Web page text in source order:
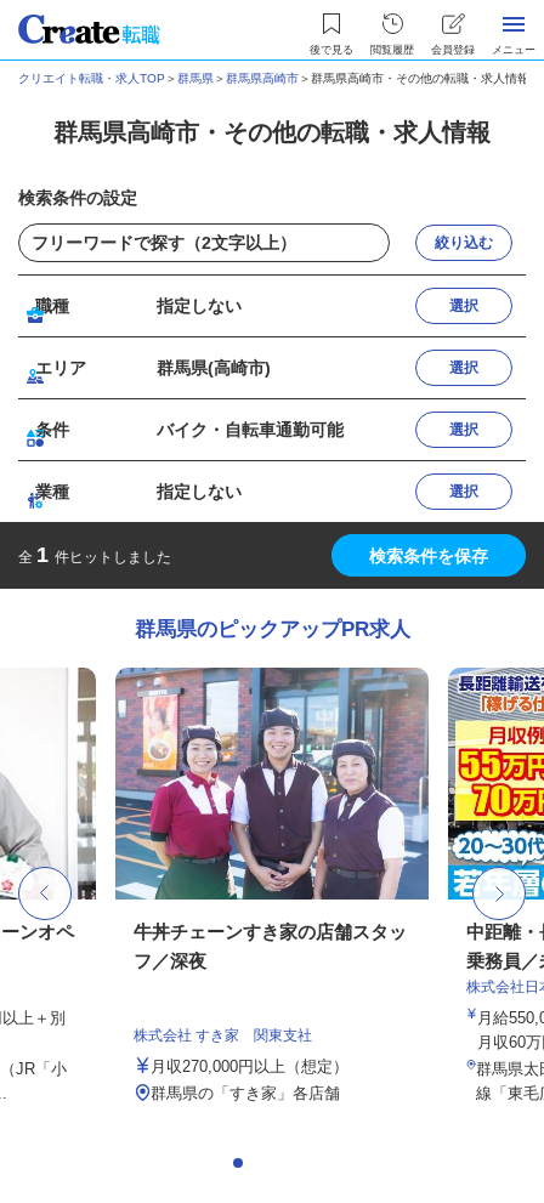
後で見る 閲覧履歴 会員登録 メニュー
クリエイト転職・求人TOP ＞群馬県＞群馬県高崎市＞群馬県高崎市・その他の転職・求人情報
群馬県高崎市・その他の転職・求人情報
検索条件の設定
絞り込む
職種 指定しない 選択
エリア 群馬県(高崎市) 選択
条件 バイク・自転車通勤可能 選択
業種 指定しない 選択
全 1 件ヒットしました 検索条件を保存
群馬県のピックアップPR求人
ンオペ
上＋別
JR「小
牛丼チェーンすき家の店舗スタッ
フ／深夜
株式会社 すき家 関東支社
月収270,000円以上（想定）
群馬県の「すき家」各店舗
中距離・
乗務員／
株式会社日
月給
月収60
群馬県太
線「東毛